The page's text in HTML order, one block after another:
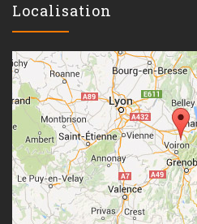
Localisation